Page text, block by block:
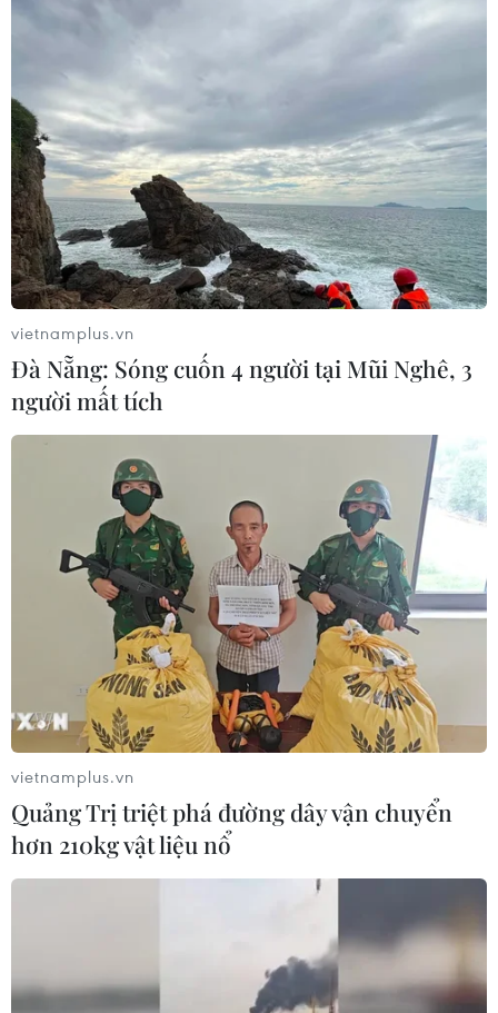
19/09/2021 10:10
Mũi tiêm tăng cường này sẽ làm tăng khả năng miễn
dịch ở những người có nguy cơ cao vì khả năng miễn
dịch của họ có thể suy giảm sau một thời gian nhất định
kể từ khi tiêm mũi thứ hai.
Mỹ dự kiến mua 500 triệu liều vaccine để
cung cấp qua cơ chế COVAX
19/09/2021 10:09
Nhà Trắng dự kiến sẽ công bố về thỏa thuận trước thềm
một hội nghị thượng đỉnh quốc tế về COVID-19 vào
ngày 22/9 dưới dạng trực tuyến bên lề Đại hội đồng
Liên hợp quốc.
vietnamplus.vn
Đà Nẵng: Sóng cuốn 4 người tại Mũi Nghê, 3
người mất tích
vietnamplus.vn
Quảng Trị triệt phá đường dây vận chuyển
hơn 210kg vật liệu nổ